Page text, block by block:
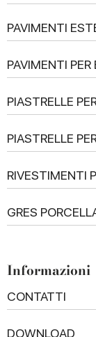
PAVIMENTI
PAVIMENTI
PIASTRELLE
PIASTRELLE
RIVESTIMENTI
GRES
Informazioni
CONTATTI
DOWNLOAD